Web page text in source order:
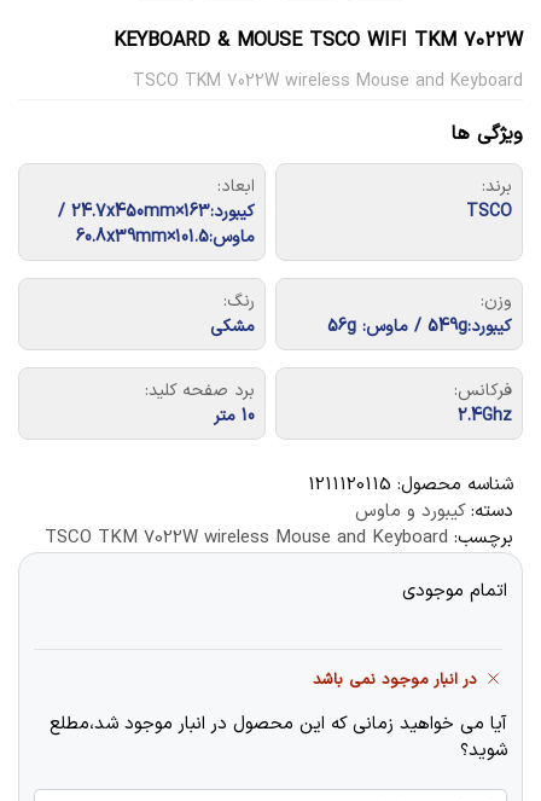
KEYBOARD & MOUSE TSCO WIFI TKM 7022W
TSCO TKM 7022W wireless Mouse and Keyboard
ویژگی ها
برند:
TSCO
ابعاد:
کیبورد:163×24.7x450mm /
ماوس:101.5×60.8x39mm
وزن:
کیبورد:549g / ماوس: 56g
رنگ:
مشکی
فرکانس:
2.4Ghz
برد صفحه کلید:
10 متر
شناسه محصول: 1211120115
دسته:کیبورد و ماوس
برچسب: TSCO TKM 7022W wireless Mouse and Keyboard
اتمام موجودی
در انبار موجود نمی باشد
آیا می خواهید زمانی که این محصول در انبار موجود شد،مطلع
شوید؟